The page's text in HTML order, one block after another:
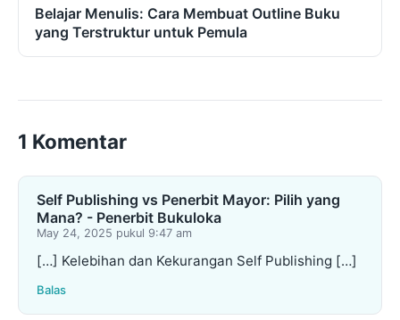
Belajar Menulis: Cara Membuat Outline Buku
yang Terstruktur untuk Pemula
1 Komentar
Self Publishing vs Penerbit Mayor: Pilih yang
Mana? - Penerbit Bukuloka
May 24, 2025 pukul 9:47 am
[…] Kelebihan dan Kekurangan Self Publishing […]
Balas